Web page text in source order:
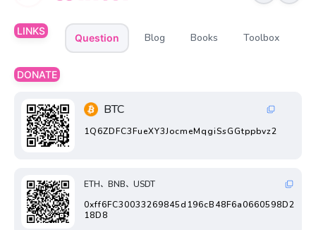
LINKS
Question Blog Books Toolbox
DONATE
BTC
1Q6ZDFC3FueXY3JocmeMqgiSsGGtppbvz2
ETH、BNB、USDT
0xff6FC30033269845d196cB48F6a0660598D2
18D8